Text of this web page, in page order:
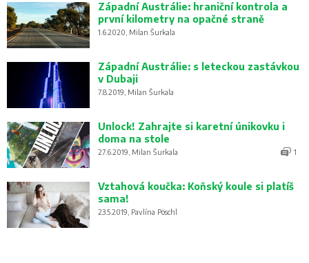
Západní Austrálie: hraniční kontrola a
první kilometry na opačné straně
1.6.2020, Milan Šurkala
Západní Austrálie: s leteckou zastávkou
v Dubaji
7.8.2019, Milan Šurkala
Unlock! Zahrajte si karetní únikovku i
doma na stole
27.6.2019, Milan Šurkala 1
Vztahová koučka: Koňský koule si platíš
sama!
23.5.2019, Pavlína Pöschl